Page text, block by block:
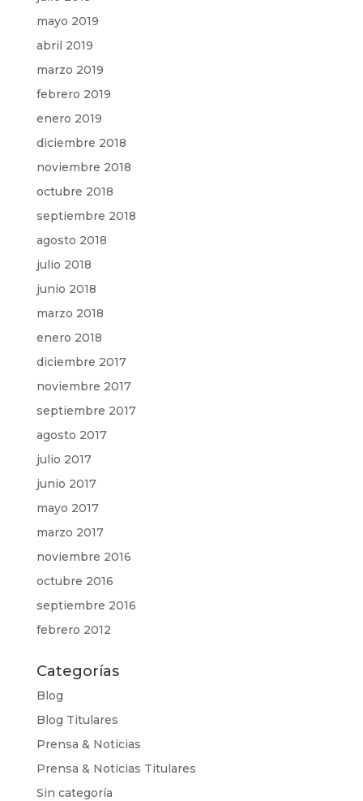
mayo 2019
abril 2019
marzo 2019
febrero 2019
enero 2019
diciembre 2018
noviembre 2018
octubre 2018
septiembre 2018
agosto 2018
julio 2018
junio 2018
marzo 2018
enero 2018
diciembre 2017
noviembre 2017
septiembre 2017
agosto 2017
julio 2017
junio 2017
mayo 2017
marzo 2017
noviembre 2016
octubre 2016
septiembre 2016
febrero 2012
Categorías
Blog
Blog Titulares
Prensa & Noticias
Prensa & Noticias Titulares
Sin categoría